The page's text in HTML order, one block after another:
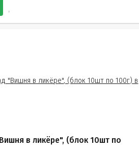
в ликёре", (блок 10шт по